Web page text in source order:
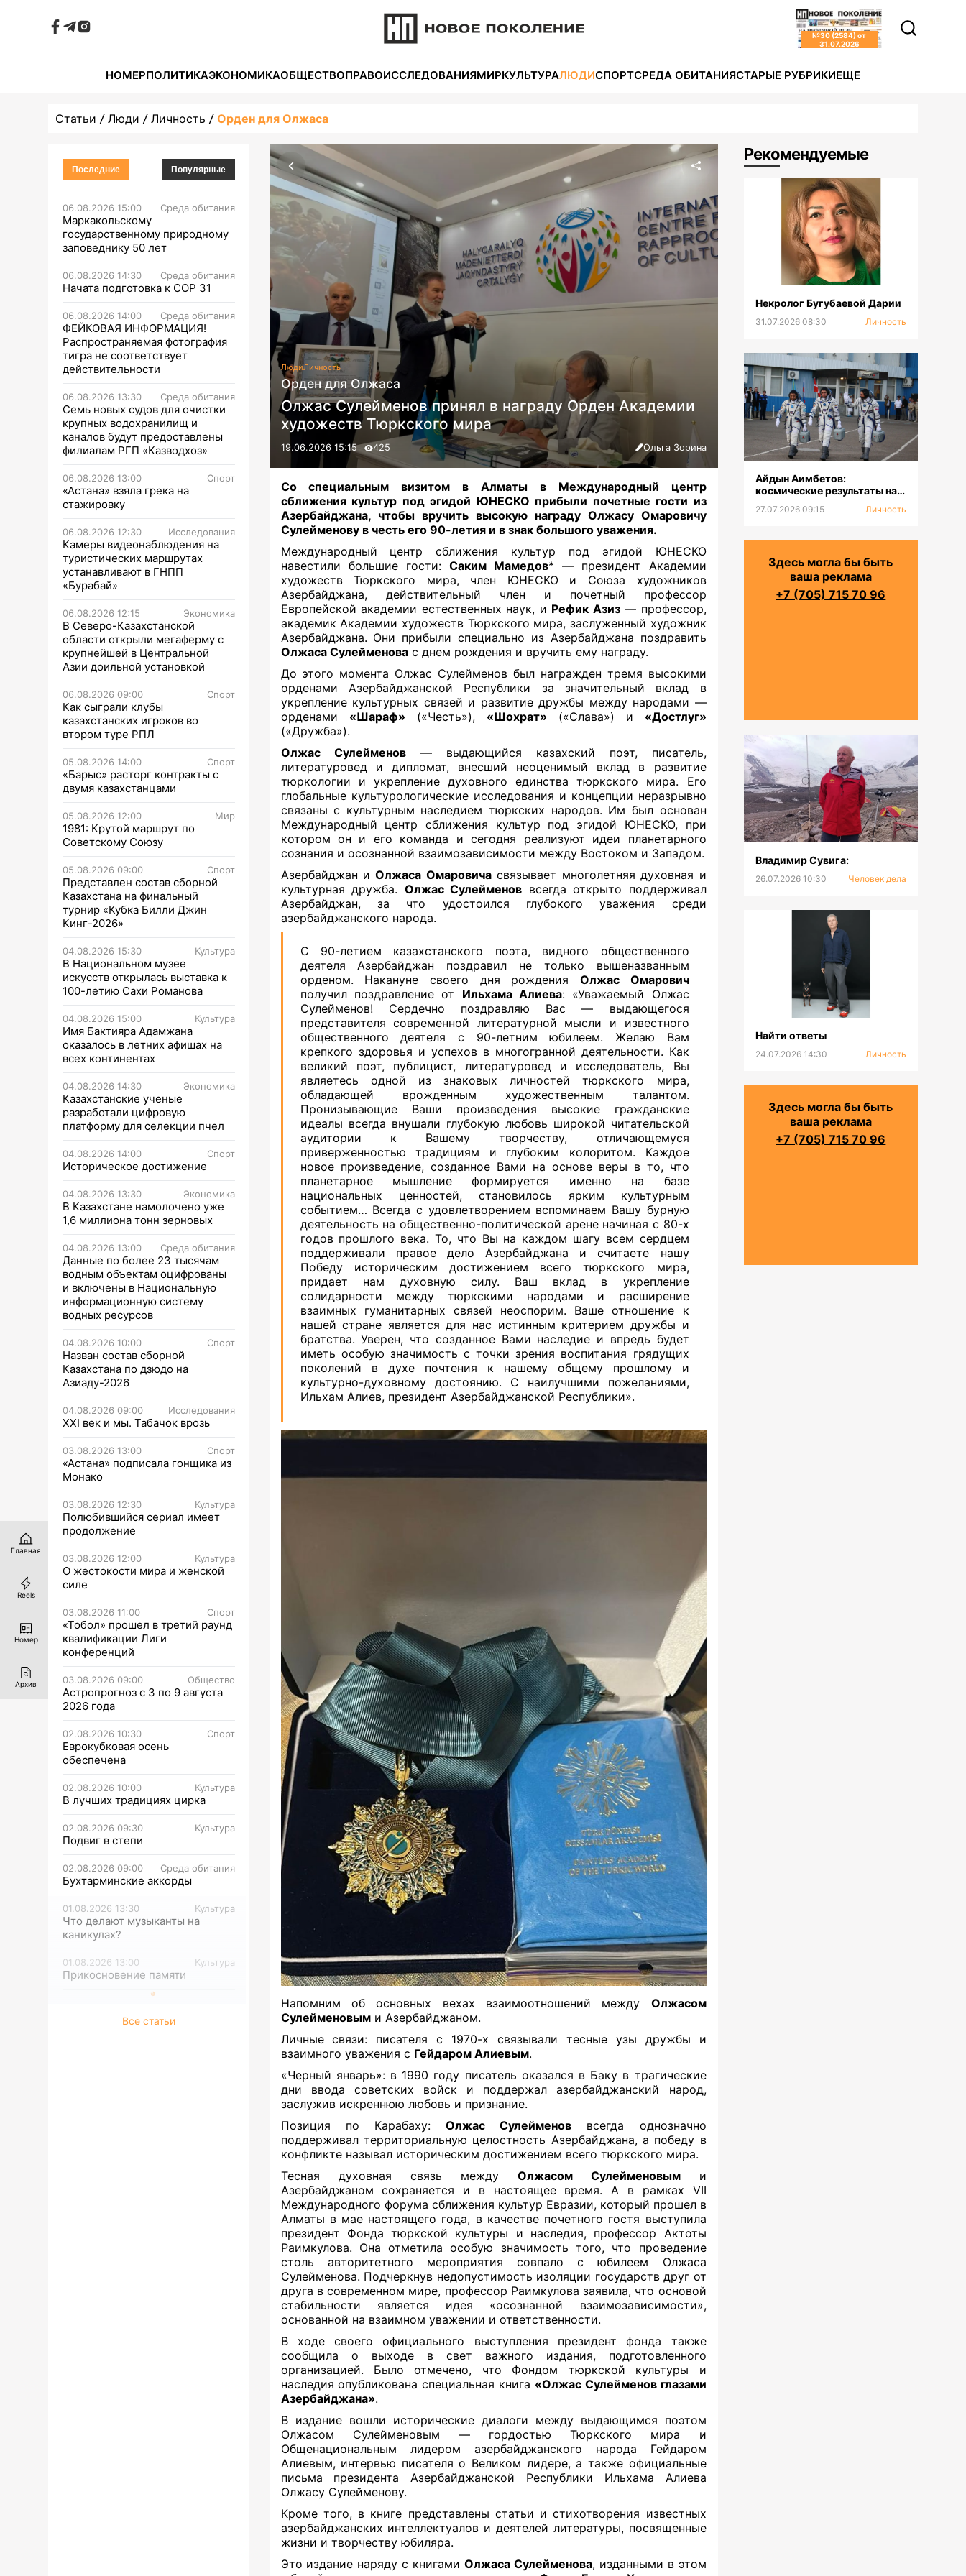
№30 (2584) от
31.07.2026
НОМЕРПОЛИТИКАЭКОНОМИКАОБЩЕСТВОПРАВОИССЛЕДОВАНИЯМИРКУЛЬТУРАЛЮДИСПОРТСРЕДА ОБИТАНИЯСТАРЫЕ РУБРИКИЕЩЕ
Статьи Люди Личность Орден для Олжаса
Последние Популярные
06.08.2026 15:00 Среда обитания
Маркакольскому
государственному природному
заповеднику 50 лет
06.08.2026 14:30 Среда обитания
Начата подготовка к СОР 31
06.08.2026 14:00 Среда обитания
ФЕЙКОВАЯ ИНФОРМАЦИЯ!
Распространяемая фотография
тигра не соответствует
действительности
06.08.2026 13:30 Среда обитания
Семь новых судов для очистки
крупных водохранилищ и
каналов будут предоставлены
филиалам РГП «Казводхоз»
06.08.2026 13:00 Спорт
«Астана» взяла грека на
стажировку
06.08.2026 12:30 Исследования
Камеры видеонаблюдения на
туристических маршрутах
устанавливают в ГНПП
«Бурабай»
06.08.2026 12:15 Экономика
В Северо-Казахстанской
области открыли мегаферму с
крупнейшей в Центральной
Азии доильной установкой
06.08.2026 09:00 Спорт
Как сыграли клубы
казахстанских игроков во
втором туре РПЛ
05.08.2026 14:00 Спорт
«Барыс» расторг контракты с
двумя казахстанцами
05.08.2026 12:00 Мир
1981: Крутой маршрут по
Советскому Союзу
05.08.2026 09:00 Спорт
Представлен состав сборной
Казахстана на финальный
турнир «Кубка Билли Джин
Кинг-2026»
04.08.2026 15:30 Культура
В Национальном музее
искусств открылась выставка к
100-летию Сахи Романова
04.08.2026 15:00 Культура
Имя Бактияра Адамжана
оказалось в летних афишах на
всех континентах
04.08.2026 14:30 Экономика
Казахстанские ученые
разработали цифровую
платформу для селекции пчел
04.08.2026 14:00 Спорт
Историческое достижение
04.08.2026 13:30 Экономика
В Казахстане намолочено уже
1,6 миллиона тонн зерновых
04.08.2026 13:00 Среда обитания
Данные по более 23 тысячам
водным объектам оцифрованы
и включены в Национальную
информационную систему
водных ресурсов
04.08.2026 10:00 Спорт
Назван состав сборной
Казахстана по дзюдо на
Азиаду-2026
04.08.2026 09:00 Исследования
XXI век и мы. Табачок врозь
03.08.2026 13:00 Спорт
«Астана» подписала гонщика из
Монако
03.08.2026 12:30 Культура
Полюбившийся сериал имеет
продолжение
03.08.2026 12:00 Культура
О жестокости мира и женской
силе
03.08.2026 11:00 Спорт
«Тобол» прошел в третий раунд
квалификации Лиги
конференций
03.08.2026 09:00 Общество
Астропрогноз с 3 по 9 августа
2026 года
02.08.2026 10:30 Спорт
Еврокубковая осень
обеспечена
02.08.2026 10:00 Культура
В лучших традициях цирка
02.08.2026 09:30 Культура
Подвиг в степи
02.08.2026 09:00 Среда обитания
Бухтарминские аккорды
01.08.2026 13:30 Культура
Что делают музыканты на
каникулах?
01.08.2026 13:00 Культура
Прикосновение памяти
Все статьи
ЛюдиЛичность
Орден для Олжаса
Олжас Сулейменов принял в награду Орден Академии
художеств Тюркского мира
19.06.2026 15:15 425 Ольга Зорина
Со специальным визитом в Алматы в Международный центр
сближения культур под эгидой ЮНЕСКО прибыли почетные гости из
Азербайджана, чтобы вручить высокую награду Олжасу Омаровичу
Сулейменову в честь его 90-летия и в знак большого уважения.
Международный центр сближения культур под эгидой ЮНЕСКО
навестили большие гости: Саким Мамедов* — президент Академии
художеств Тюркского мира, член ЮНЕСКО и Союза художников
Азербайджана, действительный член и почетный профессор
Европейской академии естественных наук, и Рефик Азиз— профессор,
академик Академии художеств Тюркского мира, заслуженный художник
Азербайджана. Они прибыли специально из Азербайджана поздравить
Олжаса Сулейменовас днем рождения и вручить ему награду.
До этого момента Олжас Сулейменов был награжден тремя высокими
орденами Азербайджанской Республики за значительный вклад в
укрепление культурных связей и развитие дружбы между народами —
орденами «Шараф» («Честь»), «Шохрат» («Слава») и «Достлуг»
(«Дружба»).
Олжас Сулейменов— выдающийся казахский поэт, писатель,
литературовед и дипломат, внесший неоценимый вклад в развитие
тюркологии и укрепление духовного единства тюркского мира. Его
глобальные культурологические исследования и концепции неразрывно
связаны с культурным наследием тюркских народов. Им был основан
Международный центр сближения культур под эгидой ЮНЕСКО, при
котором он и его команда и сегодня реализуют идеи планетарного
сознания и осознанной взаимозависимости между Востоком и Западом.
Азербайджан иОлжаса Омаровичасвязывает многолетняя духовная и
культурная дружба. Олжас Сулейменов всегда открыто поддерживал
Азербайджан, за что удостоился глубокого уважения среди
азербайджанского народа.
С 90-летием казахстанского поэта, видного общественного
деятеля Азербайджан поздравил не только вышеназванным
орденом. Накануне своего дня рождения Олжас Омарович
получил поздравление от Ильхама Алиева: «Уважаемый Олжас
Сулейменов! Сердечно поздравляю Вас — выдающегося
представителя современной литературной мысли и известного
общественного деятеля с 90-летним юбилеем. Желаю Вам
крепкого здоровья и успехов в многогранной деятельности. Как
великий поэт, публицист, литературовед и исследователь, Вы
являетесь одной из знаковых личностей тюркского мира,
обладающей врожденным художественным талантом.
Пронизывающие Ваши произведения высокие гражданские
идеалы всегда внушали глубокую любовь широкой читательской
аудитории к Вашему творчеству, отличающемуся
приверженностью традициям и глубоким колоритом. Каждое
новое произведение, созданное Вами на основе веры в то, что
планетарное мышление формируется именно на базе
национальных ценностей, становилось ярким культурным
событием… Всегда с удовлетворением вспоминаем Вашу бурную
деятельность на общественно-политической арене начиная с 80-х
годов прошлого века. То, что Вы на каждом шагу всем сердцем
поддерживали правое дело Азербайджана и считаете нашу
Победу историческим достижением всего тюркского мира,
придает нам духовную силу. Ваш вклад в укрепление
солидарности между тюркскими народами и расширение
взаимных гуманитарных связей неоспорим. Ваше отношение к
нашей стране является для нас истинным критерием дружбы и
братства. Уверен, что созданное Вами наследие и впредь будет
иметь особую значимость с точки зрения воспитания грядущих
поколений в духе почтения к нашему общему прошлому и
культурно-духовному достоянию. С наилучшими пожеланиями,
Ильхам Алиев, президент Азербайджанской Республики».
Напомним об основных вехах взаимоотношений между Олжасом
Сулейменовыми Азербайджаном.
Личные связи: писателя с 1970-х связывали тесные узы дружбы и
взаимного уважения с Гейдаром Алиевым.
«Черный январь»: в 1990 году писатель оказался в Баку в трагические
дни ввода советских войск и поддержал азербайджанский народ,
заслужив искреннюю любовь и признание.
Позиция по Карабаху:Олжас Сулейменов всегда однозначно
поддерживал территориальную целостность Азербайджана, а победу в
конфликте называл историческим достижением всего тюркского мира.
Тесная духовная связь между Олжасом Сулейменовыми
Азербайджаном сохраняется и в настоящее время. А в рамках VII
Международного форума сближения культур Евразии, который прошел в
Алматы в мае настоящего года, в качестве почетного гостя выступила
президент Фонда тюркской культуры и наследия, профессор Актоты
Раимкулова. Она отметила особую значимость того, что проведение
столь авторитетного мероприятия совпало с юбилеем Олжаса
Сулейменова. Подчеркнув недопустимость изоляции государств друг от
друга в современном мире, профессор Раимкулова заявила, что основой
стабильности является идея «осознанной взаимозависимости»,
основанной на взаимном уважении и ответственности.
В ходе своего официального выступления президент фонда также
сообщила о выходе в свет важного издания, подготовленного
организацией. Было отмечено, что Фондом тюркской культуры и
наследия опубликована специальная книга «Олжас Сулейменов глазами
Азербайджана».
В издание вошли исторические диалоги между выдающимся поэтом
Олжасом Сулейменовым — гордостью Тюркского мира и
Общенациональным лидером азербайджанского народа Гейдаром
Алиевым, интервью писателя о Великом лидере, а также официальные
письма президента Азербайджанской Республики Ильхама Алиева
Олжасу Сулейменову.
Кроме того, в книге представлены статьи и стихотворения известных
азербайджанских интеллектуалов и деятелей литературы, посвященные
жизни и творчеству юбиляра.
Это издание наряду с книгамиОлжаса Сулейменова, изданными в этом
Рекомендуемые
Некролог Бугубаевой Дарии
31.07.2026 08:30 Личность
Айдын Аимбетов:
космические результаты на
27.07.2026 09:15 Личность
Здесь могла бы быть
ваша реклама
+7 (705) 715 70 96
Владимир Сувига:
26.07.2026 10:30 Человек дела
Найти ответы
24.07.2026 14:30 Личность
Здесь могла бы быть
ваша реклама
+7 (705) 715 70 96
Главная
Reels
Номер
Архив